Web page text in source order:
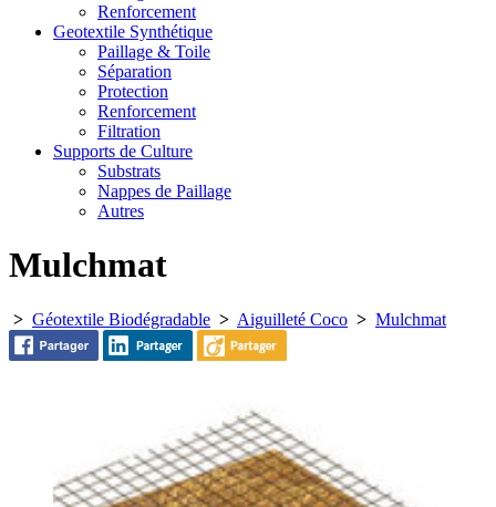
Renforcement
Geotextile Synthétique
Paillage & Toile
Séparation
Protection
Renforcement
Filtration
Supports de Culture
Substrats
Nappes de Paillage
Autres
Mulchmat
> Géotextile Biodégradable > Aiguilleté Coco > Mulchmat